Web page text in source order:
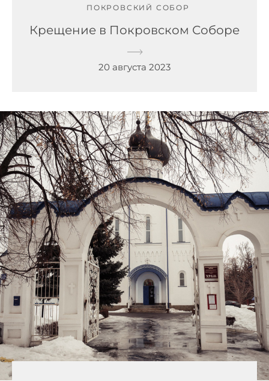
ПОКРОВСКИЙ СОБОР
Крещение в Покровском Соборе
20 августа 2023